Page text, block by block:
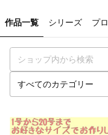
作品一覧 シリーズ プ